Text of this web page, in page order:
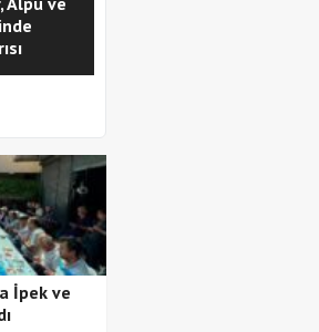
İpek ve